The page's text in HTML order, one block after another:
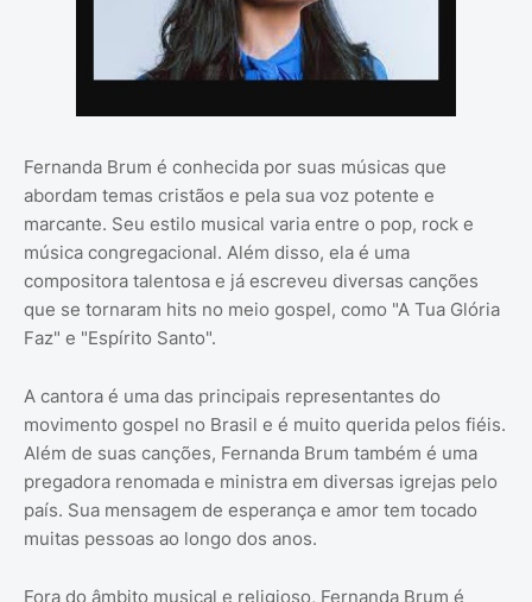
Fernanda Brum é conhecida por suas músicas que
abordam temas cristãos e pela sua voz potente e
marcante. Seu estilo musical varia entre o pop, rock e
música congregacional. Além disso, ela é uma
compositora talentosa e já escreveu diversas canções
que se tornaram hits no meio gospel, como "A Tua Glória
Faz" e "Espírito Santo".
A cantora é uma das principais representantes do
movimento gospel no Brasil e é muito querida pelos fiéis.
Além de suas canções, Fernanda Brum também é uma
pregadora renomada e ministra em diversas igrejas pelo
país. Sua mensagem de esperança e amor tem tocado
muitas pessoas ao longo dos anos.
Fora do âmbito musical e religioso, Fernanda Brum é